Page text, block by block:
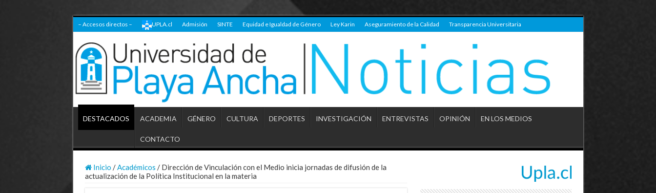
– Accesos directos – UPLA.cl Admisión SINTE Equidad e Igualdad de Género Ley Karin Aseguramiento de la Calidad Transparencia Universitaria
DESTACADOS ACADEMIA GÉNERO CULTURA DEPORTES INVESTIGACIÓN ENTREVISTAS OPINIÓN EN LOS MEDIOS
CONTACTO
Inicio / Académicos / Dirección de Vinculación con el Medio inicia jornadas de difusión de la
actualización de la Política Institucional en la materia